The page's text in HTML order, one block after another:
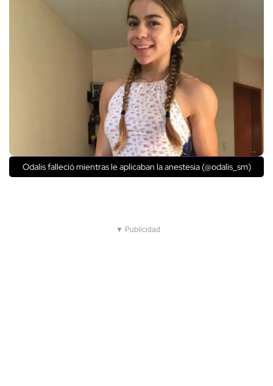
Odalis falleció mientras le aplicaban la anestesia (@odalis_sm)
▼ Publicidad